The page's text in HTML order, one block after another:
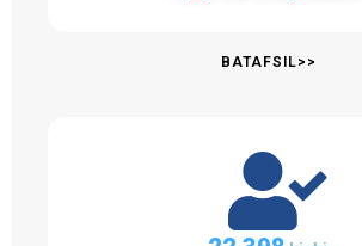
BATAFSIL>>